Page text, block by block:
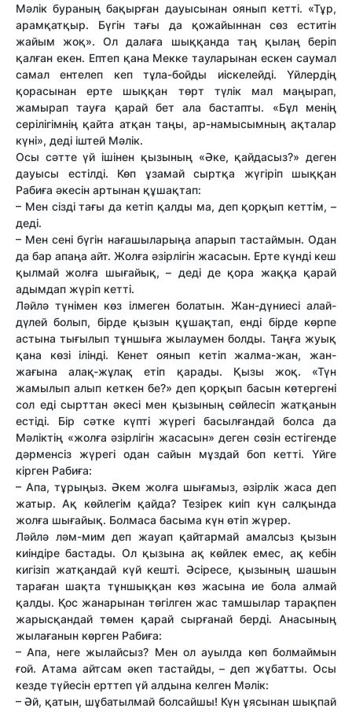
Мәлік бураның бақырған дауысынан оянып кетті. «Тұр,
арамқатқыр. Бүгін тағы да қожайыннан сөз еститін
жайым жоқ». Ол далаға шыққанда таң қылаң беріп
қалған екен. Ептеп қана Мекке тауларынан ескен саумал
самал ентелеп кеп тұла-бойды иіскелейді. Үйлердің
қорасынан ерте шыққан төрт түлік мал маңырап,
жамырап тауға қарай бет ала бастапты. «Бұл менің
серілігімнің қайта атқан таңы, ар-намысымның ақталар
күні», деді іштей Мәлік.
Осы сәтте үй ішінен қызының «Әке, қайдасыз?» деген
дауысы естілді. Көп ұзамай сыртқа жүгіріп шыққан
Рабиға әкесін артынан құшақтап:
– Мен сізді тағы да кетіп қалды ма, деп қорқып кеттім, –
деді.
– Мен сені бүгін нағашыларыңа апарып тастаймын. Одан
да бар апаңа айт. Жолға әзірлігін жасасын. Ерте күнді кеш
қылмай жолға шығайық, – деді де қора жаққа қарай
адымдап жүріп кетті.
Ләйлә түнімен көз ілмеген болатын. Жан-дүниесі алай-
дүлей болып, бірде қызын құшақтап, енді бірде көрпе
астына тығылып тұншыға жылаумен болды. Таңға жуық
қана көзі ілінді. Кенет оянып кетіп жалма-жан, жан-
жағына алақ-жұлақ етіп қарады. Қызы жоқ. «Түн
жамылып алып кеткен бе?» деп қорқып басын көтергені
сол еді сырттан әкесі мен қызының сөйлесіп жатқанын
естіді. Бір сәтке күпті жүрегі басылғандай болса да
Мәліктің «жолға әзірлігін жасасын» деген сөзін естігенде
дәрменсіз жүрегі одан сайын мұздай боп кетті. Үйге
кірген Рабиға:
– Апа, тұрыңыз. Әкем жолға шығамыз, әзірлік жаса деп
жатыр. Ақ көйлегім қайда? Тезірек киіп күн салқында
жолға шығайық. Болмаса басыма күн өтіп жүрер.
Ләйлә ләм-мим деп жауап қайтармай амалсыз қызын
киіндіре бастады. Ол қызына ақ көйлек емес, ақ кебін
кигізіп жатқандай күй кешті. Әсіресе, қызының шашын
тараған шақта тұншыққан көз жасына ие бола алмай
қалды. Қос жанарынан төгілген жас тамшылар тарақпен
жарысқандай төмен қарай сырғанай берді. Анасының
жылағанын көрген Рабиға:
– Апа, неге жылайсыз? Мен ол ауылда көп болмаймын
ғой. Атама айтсам әкеп тастайды, – деп жұбатты. Осы
кезде түйесін ерттеп үй алдына келген Мәлік:
– Әй, қатын, шұбатылмай болсайшы! Күн ұясынан шықпай